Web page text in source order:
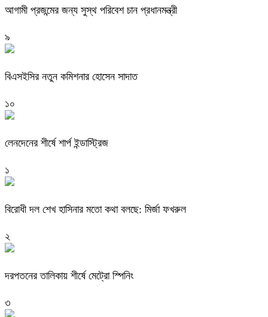
আগামী প্রজন্মের জন্য সুস্থ পরিবেশ চান প্রধানমন্ত্রী
৯
বিএসইসির নতুন কমিশনার হোসেন সাদাত
১০
লেনদেনের শীর্ষে শার্প ইন্ডাস্ট্রিজ
১
বিরোধী দল শেখ হাসিনার মতো কথা বলছে: মির্জা ফখরুল
২
দরপতনের তালিকায় শীর্ষে মেট্রো স্পিনিং
৩